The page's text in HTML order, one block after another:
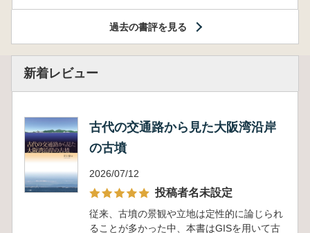
過去の書評を見る
新着レビュー
古代の交通路から見た大阪湾沿岸
の古墳
2026/07/12
投稿者名未設定
従来、古墳の景観や立地は定性的に論じられ
ることが多かった中、本書はGISを用いて古